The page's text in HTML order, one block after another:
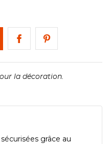
la décoration.
grâce au